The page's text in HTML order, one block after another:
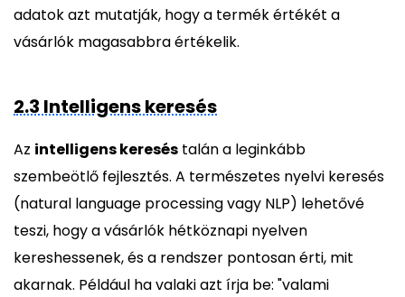
adatok azt mutatják, hogy a termék értékét a
vásárlók magasabbra értékelik.
2.3 Intelligens keresés
Az intelligens keresés talán a leginkább
szembeötlő fejlesztés. A természetes nyelvi keresés
(natural language processing vagy NLP) lehetővé
teszi, hogy a vásárlók hétköznapi nyelven
kereshessenek, és a rendszer pontosan érti, mit
akarnak. Például ha valaki azt írja be: "valami